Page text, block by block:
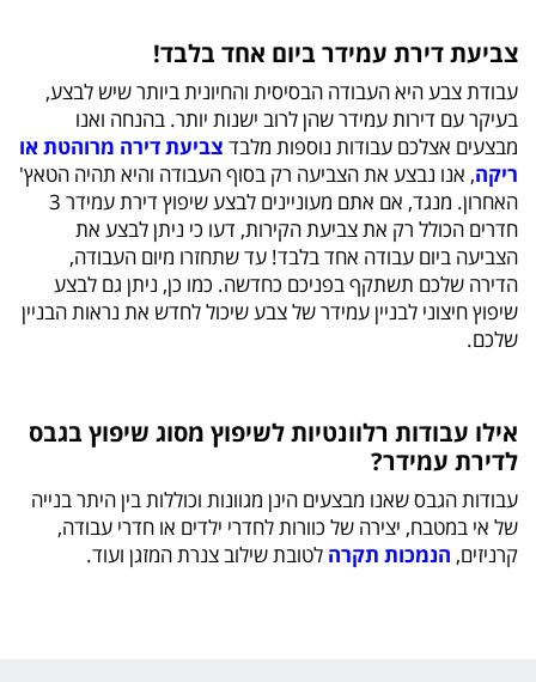
צביעת דירת עמידר ביום אחד בלבד!
עבודת צבע היא העבודה הבסיסית והחיונית ביותר שיש לבצע,
בעיקר עם דירות עמידר שהן לרוב ישנות יותר. בהנחה ואנו
מבצעים אצלכם עבודות נוספות מלבד צביעת דירה מרוהטת או
ריקה, אנו נבצע את הצביעה רק בסוף העבודה והיא תהיה הטאץ'
האחרון. מנגד, אם אתם מעוניינים לבצע שיפוץ דירת עמידר 3
חדרים הכולל רק את צביעת הקירות, דעו כי ניתן לבצע את
הצביעה ביום עבודה אחד בלבד! עד שתחזרו מיום העבודה,
הדירה שלכם תשתקף בפניכם כחדשה. כמו כן, ניתן גם לבצע
שיפוץ חיצוני לבניין עמידר של צבע שיכול לחדש את נראות הבניין
שלכם.
אילו עבודות רלוונטיות לשיפוץ מסוג שיפוץ בגבס
לדירת עמידר?
עבודות הגבס שאנו מבצעים הינן מגוונות וכוללות בין היתר בנייה
של אי במטבח, יצירה של כוורות לחדרי ילדים או חדרי עבודה,
קרניזים, הנמכות תקרה לטובת שילוב צנרת המזגן ועוד.